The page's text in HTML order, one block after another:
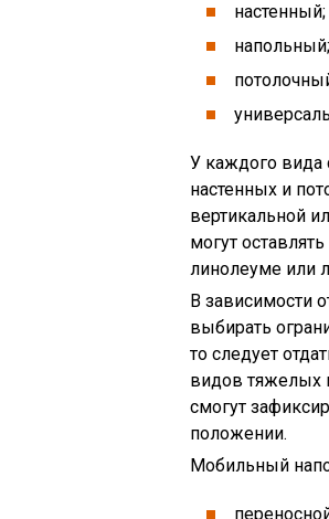
настенный;
напольный;
У каждого вида
настенных и
вертикальной
могут
линолеуме или
В зависимости
выбирать
то следует
видов тяжелых
смогут
положении.
Мобильный